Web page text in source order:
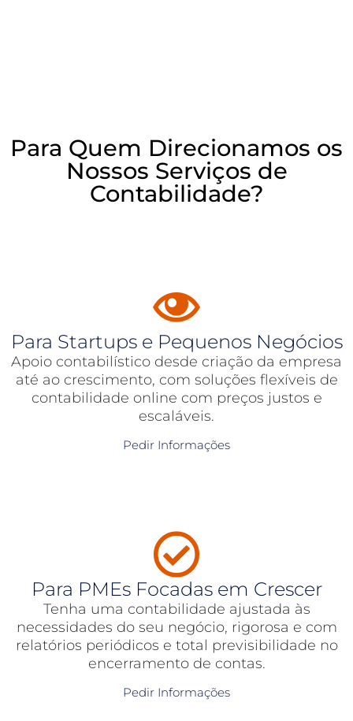
Para Quem Direcionamos os
Nossos Serviços de
Contabilidade?
Para Startups e Pequenos Negócios
Apoio contabilístico desde criação da empresa
até ao crescimento, com soluções flexíveis de
contabilidade online com preços justos e
escaláveis.
Pedir Informações
Para PMEs Focadas em Crescer
Tenha uma contabilidade ajustada às
necessidades do seu negócio, rigorosa e com
relatórios periódicos e total previsibilidade no
encerramento de contas.
Pedir Informações